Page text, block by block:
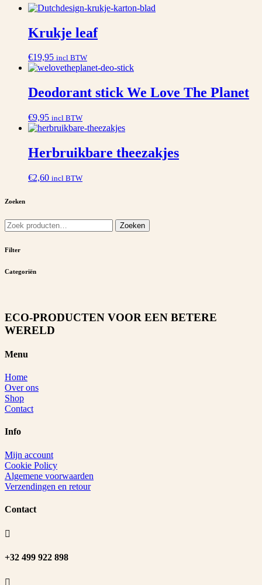
Krukje leaf
€19,95 incl BTW
Deodorant stick We Love The Planet
€9,95 incl BTW
Herbruikbare theezakjes
€2,60 incl BTW
Zoeken
Zoeken
naar:
Zoeken
Filter
Categoriën
ECO-PRODUCTEN VOOR EEN BETERE
WERELD
Menu
Home
Over ons
Shop
Contact
Info
Mijn account
Cookie Policy
Algemene voorwaarden
Verzendingen en retour
Contact

+32 499 922 898
